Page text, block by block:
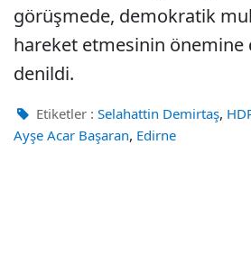
görüşmede, demokratik
hareket etmesinin önemine
denildi.
Etiketler : Selahattin Demirtaş,
Ayşe Acar Başaran, Edirne